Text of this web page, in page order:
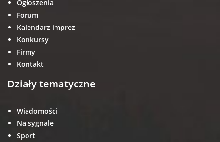
Ogłoszenia
Forum
Kalendarz imprez
Konkursy
Firmy
Kontakt
Działy tematyczne
Wiadomości
Na sygnale
Sport